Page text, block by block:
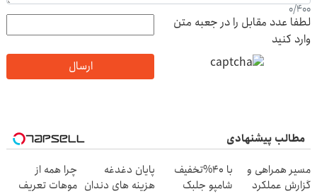
0/400
لطفا عدد مقابل را در جعبه متن
وارد کنید
ارسال
مطالب پیشنهادی
مسیر همراهی و
گزارش عملکرد
با 40%تخفیف
شامپو جلبک
پایان دغدغه
هزینه های دندان
چرا همه از
موهات تعریف